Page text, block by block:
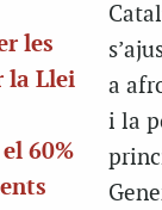
les
la Llei
60%
a
i la